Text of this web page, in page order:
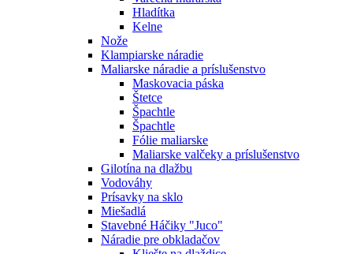
Hladítka
Kelne
Nože
Klampiarske náradie
Maliarske náradie a príslušenstvo
Maskovacia páska
Štetce
Špachtle
Špachtle
Fólie maliarske
Maliarske valčeky a príslušenstvo
Gilotína na dlažbu
Vodováhy
Prísavky na sklo
Miešadlá
Stavebné Háčiky "Juco"
Náradie pre obkladačov